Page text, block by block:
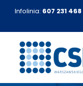
zawartości
Infolinia: 607 231 468